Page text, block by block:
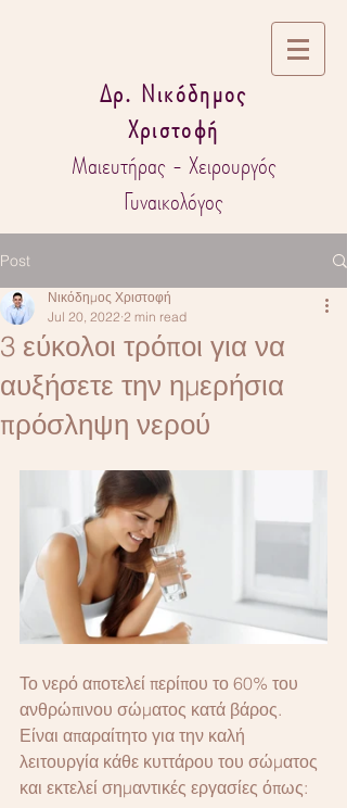
Δρ. Νικόδημος
Χριστοφή
Μαιευτήρας - Χειρουργός
Γυναικολόγος
Post
3 εύκολοι τρόποι για να
αυξήσετε την ημερήσια
πρόσληψη νερού
Νικόδημος Χριστοφή
Jul 20, 2022 2 min read
Το νερό αποτελεί περίπου το 60% του
ανθρώπινου σώματος κατά βάρος.
Είναι απαραίτητο για την καλή
λειτουργία κάθε κυττάρου του σώματος
και εκτελεί σημαντικές εργασίες όπως: